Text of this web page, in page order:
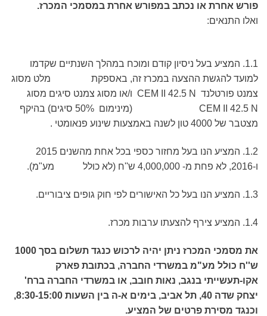
פורש אחרת או נכתב במפורש אחרת במסמכי המכרז.
ואלו התנאים:
1.1. המציע בעל ניסיון קודם ומוכח במהלך השנתיים שקדמו
למועד להגשת ההצעה במכרז זה, באספקת מלט מסוג
צמנט פורטלנד CEM II 42.5 N ו/או מסוג צמנט סיגים מסוג
CEM II 42.5 N (מינימום 50% סיגים) בהיקף
מצטבר של 4000 טון לשנה באמצעות שינוע פנאומטי .
1.2. המציע הנו בעל מחזור כספי בכל אחת מהשנים 2015
ו-2016, לא פחת מ- 4,000,000 ש''ח (לא כולל מע"מ).
1.3. המציע הנו בעל כל האישורים לפי חוק גופים ציבוריים.
1.4. המציע צירף להצעתו ערבות מכרז.
את מסמכי המכרז ניתן יהיה לרכוש כנגד תשלום בסך 1000
ש''ח כולל מע"מ במשרדי החברה, בכתובת פארק
אקו-תעשייתי בנגב, נאות חובב, או במשרדי החברה ברח'
יצחק שדה 40, תל אביב, בימים א-ה בין השעות 8:30-15:00,
וכנגד מסירת פרטים של המציע.